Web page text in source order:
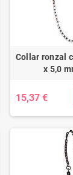
Collar ronzal
x 5,0
15,37 €